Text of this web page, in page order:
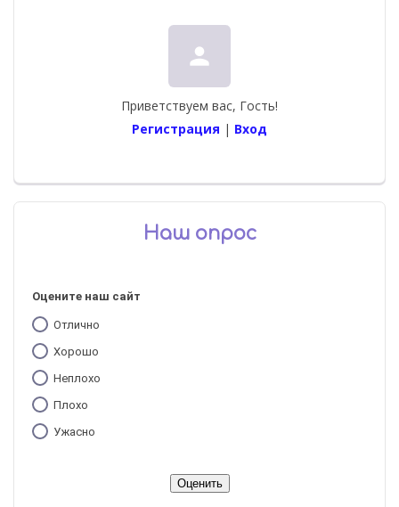
person
Приветствуем вас, Гость!
Регистрация | Вход
Наш опрос
Оцените наш сайт
Отлично
Хорошо
Неплохо
Плохо
Ужасно